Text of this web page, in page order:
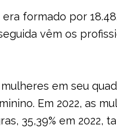
formado por
vêm os
em seu
Em 2022, as
35,39% em 2022,